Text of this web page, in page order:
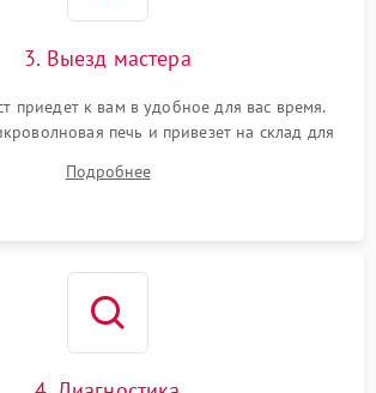
3. Выезд мастера
приедет к вам в удобное для вас время.
печь и привезет на склад для
Подробнее